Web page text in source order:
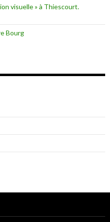
visuelle » à Thiescourt.
Bourg